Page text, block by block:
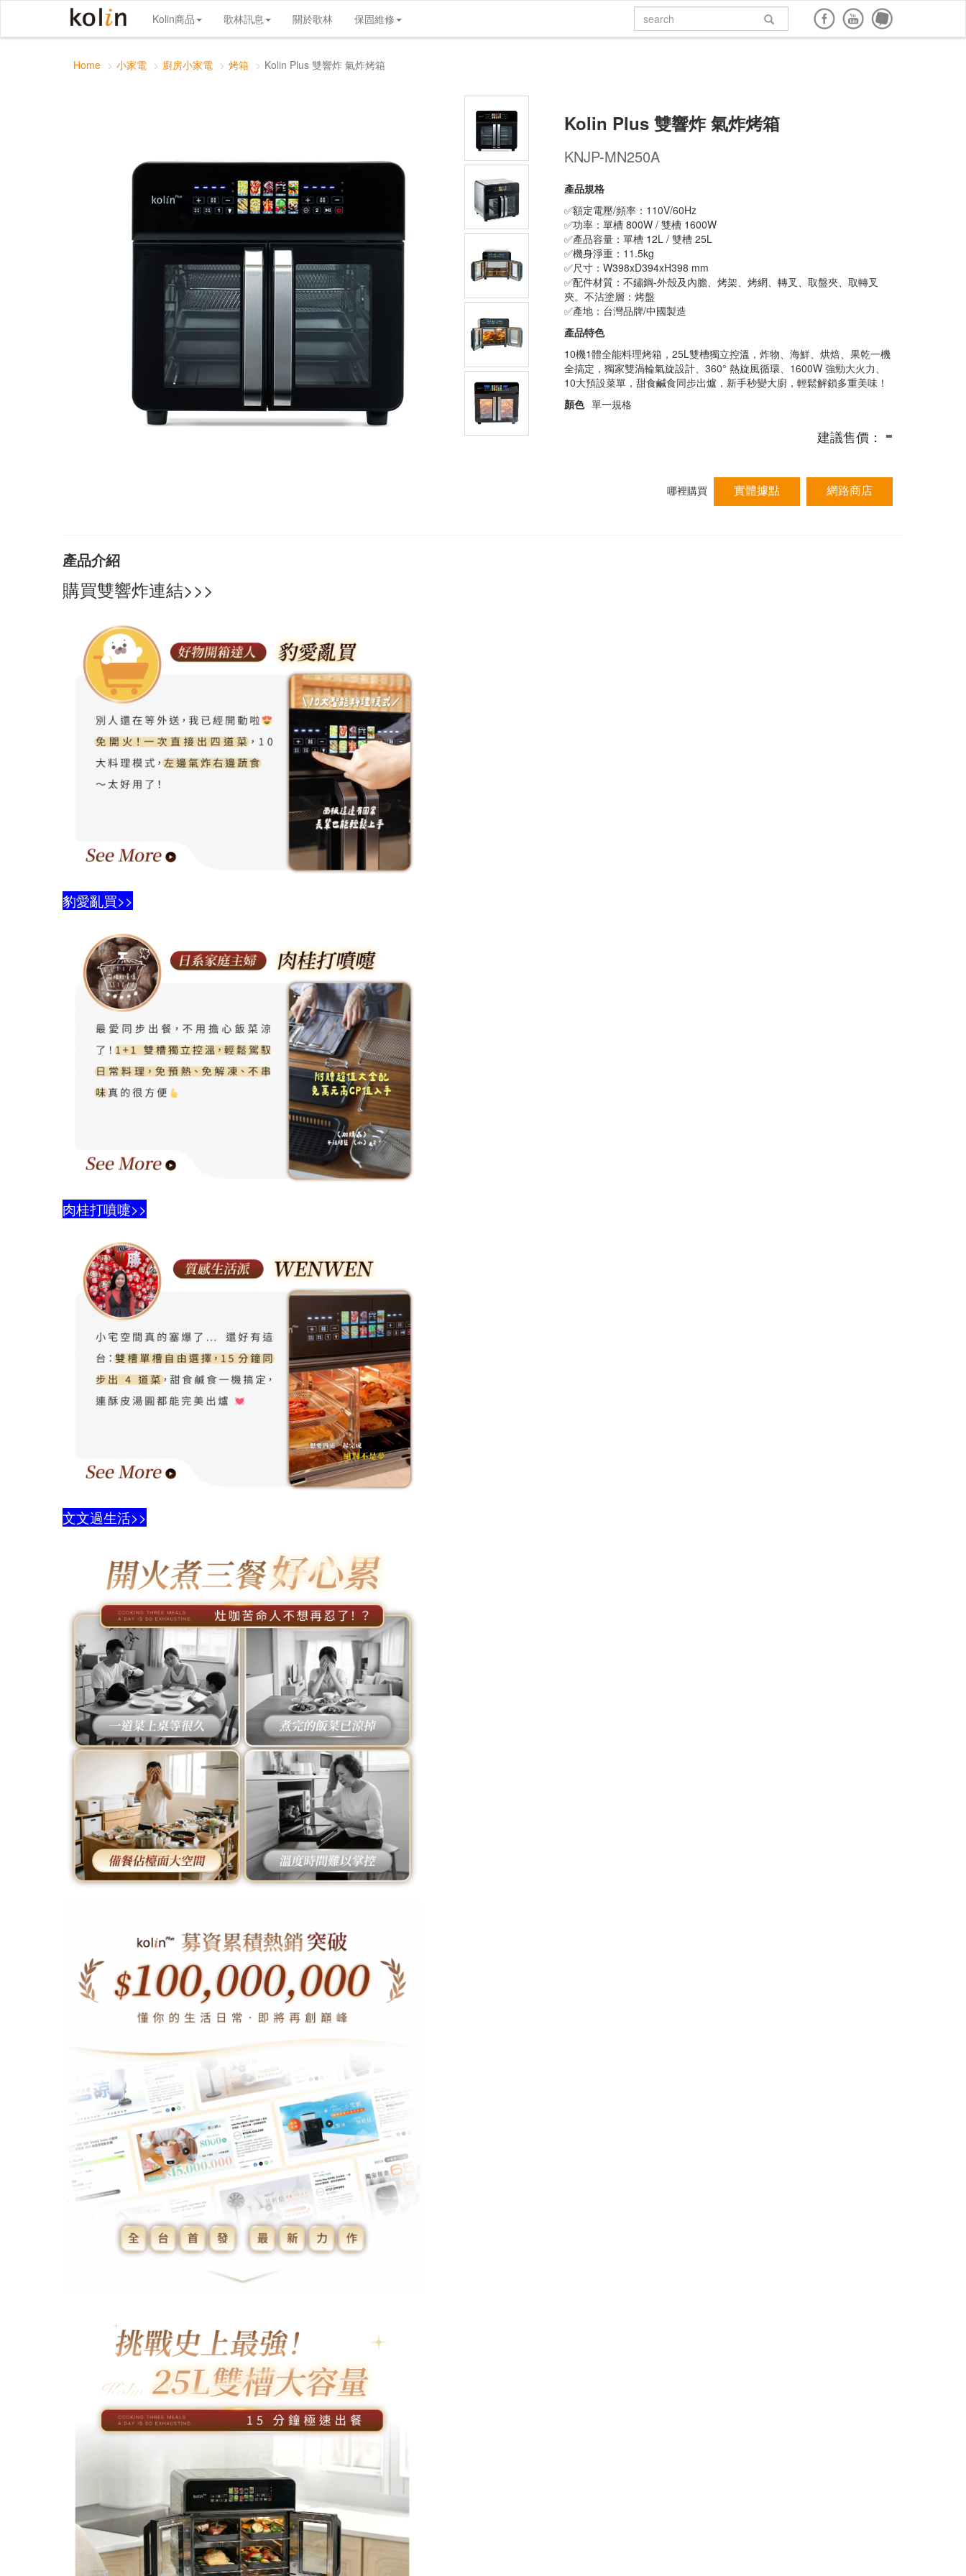
Kolin Plus 雙響炸 氣炸烤箱 實體店面購買 說明書下載 回到頂端
Kolin商品 歌林訊息 關於歌林 保固維修
Home 小家電 廚房小家電 烤箱 Kolin Plus 雙響炸 氣炸烤箱
Kolin Plus 雙響炸 氣炸烤箱
KNJP-MN250A
產品規格
✅額定電壓/頻率：110V/60Hz
✅功率：單槽 800W / 雙槽 1600W
✅產品容量：單槽 12L / 雙槽 25L
✅機身淨重：11.5kg
✅尺寸：W398xD394xH398 mm
✅配件材質：不鏽鋼-外殼及內膽、烤架、烤網、轉叉、取盤夾、取轉叉
夾。不沾塗層：烤盤
✅產地：台灣品牌/中國製造
產品特色
10機1體全能料理烤箱，25L雙槽獨立控溫，炸物、海鮮、烘焙、果乾一機
全搞定，獨家雙渦輪氣旋設計、360° 熱旋風循環、1600W 強勁大火力、
10大預設菜單，甜食鹹食同步出爐，新手秒變大廚，輕鬆解鎖多重美味！
顏色 單一規格
建議售價： -
哪裡購買 實體據點 網路商店
產品介紹
購買雙響炸連結>>>
豹愛亂買>>
肉桂打噴嚏>>
文文過生活>>